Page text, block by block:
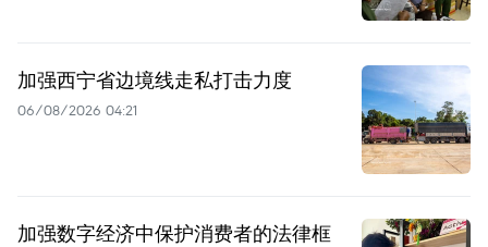
加强西宁省边境线走私打击力度
06/08/2026 04:21
加强数字经济中保护消费者的法律框